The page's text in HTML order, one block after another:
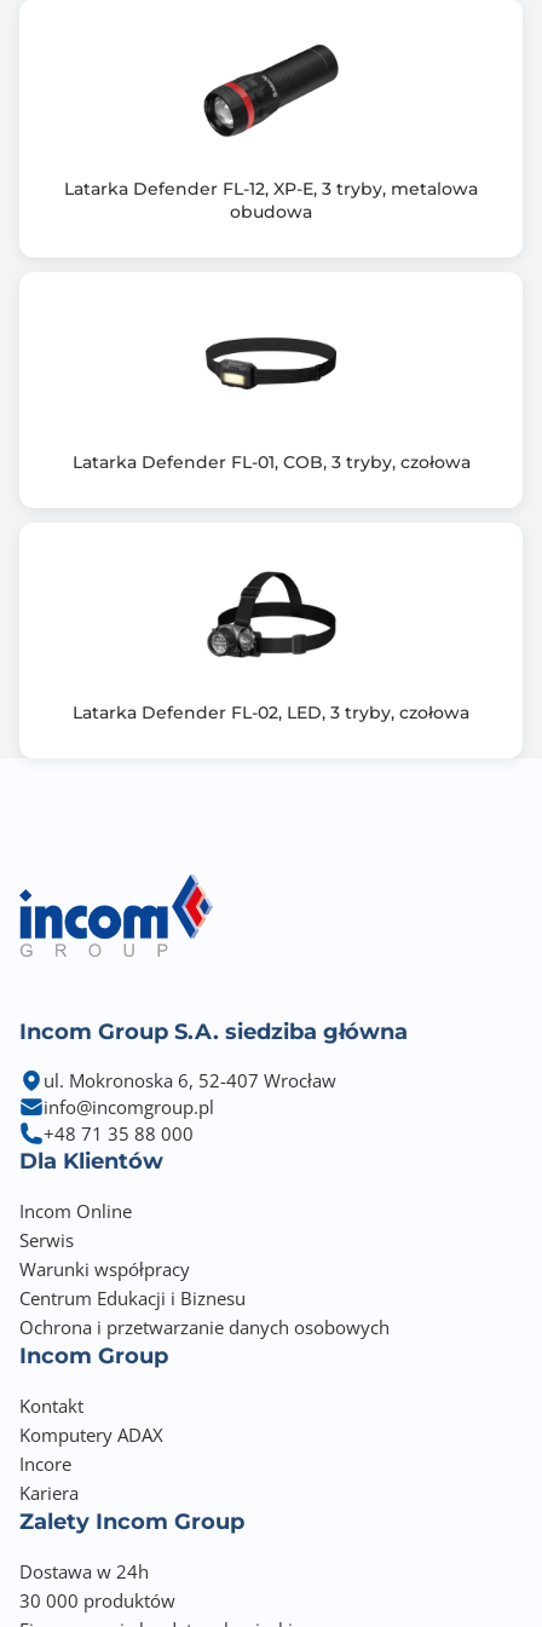
Sznurek zapobiegający zgubieniu
Wodoodporność: IPX4 (bryzgoszczelna)
Teleskopowa funkcja zoomu
Latarka Defender FL-12, XP-E, 3 tryby, metalowa
obudowa
Latarka Defender FL-01, COB, 3 tryby, czołowa
Latarka Defender FL-02, LED, 3 tryby, czołowa
Incom Group S.A. siedziba główna
ul. Mokronoska 6, 52-407 Wrocław
info@incomgroup.pl
+48 71 35 88 000
Dla Klientów
Incom Online
Serwis
Warunki współpracy
Centrum Edukacji i Biznesu
Ochrona i przetwarzanie danych osobowych
Incom Group
Kontakt
Komputery ADAX
Incore
Kariera
Zalety Incom Group
Dostawa w 24h
30 000 produktów